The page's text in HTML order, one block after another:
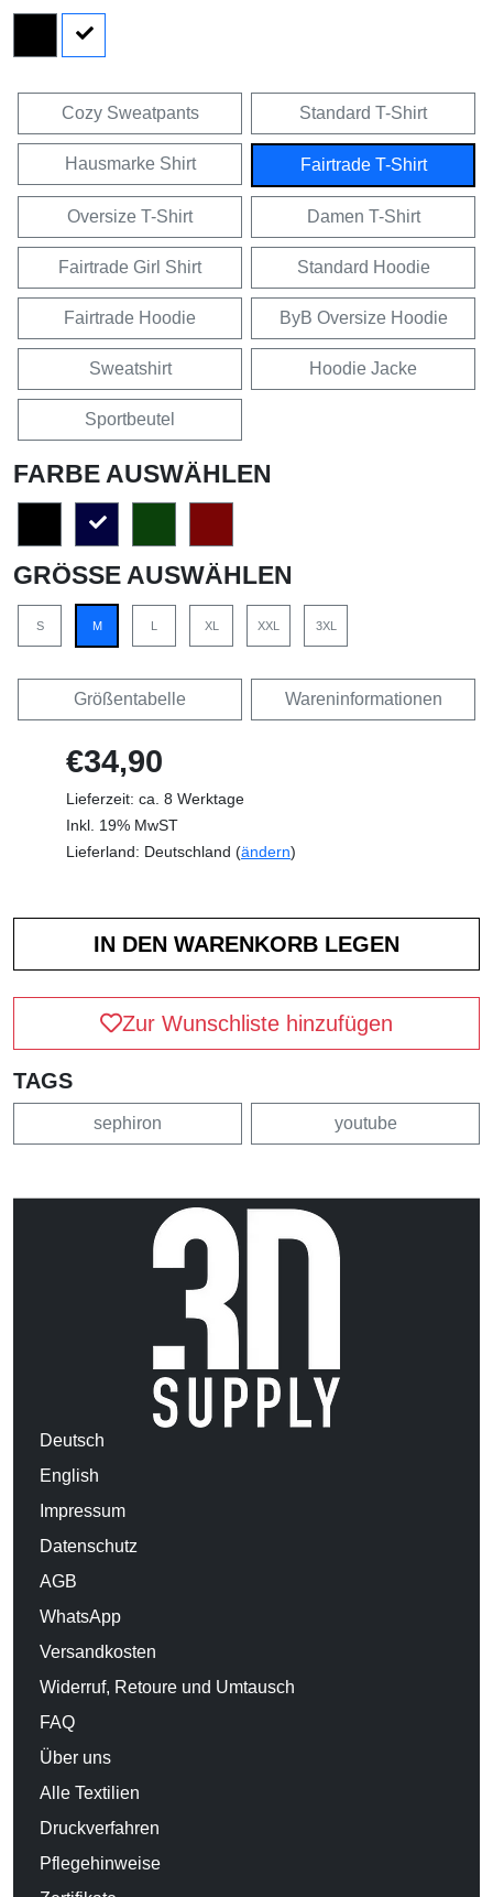
Cozy Sweatpants Standard T-Shirt
Hausmarke Shirt Fairtrade T-Shirt
Oversize T-Shirt Damen T-Shirt
Fairtrade Girl Shirt Standard Hoodie
Fairtrade Hoodie ByB Oversize Hoodie
Sweatshirt Hoodie Jacke
Sportbeutel
FARBE AUSWÄHLEN
GRÖSSE AUSWÄHLEN
S M XL XXL 3XL
Größentabelle Wareninformationen
€34,90
Lieferzeit: ca. 8 Werktage
Inkl. 19% MwST
Lieferland: Deutschland (ändern)
Zur Wunschliste hinzufügen
TAGS
sephiron youtube
Deutsch
English
Impressum
Datenschutz
AGB
WhatsApp
Versandkosten
Widerruf, Retoure und Umtausch
FAQ
Über uns
Alle Textilien
Druckverfahren
Pflegehinweise